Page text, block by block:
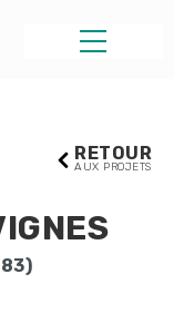
RETOUR
AUX PROJETS